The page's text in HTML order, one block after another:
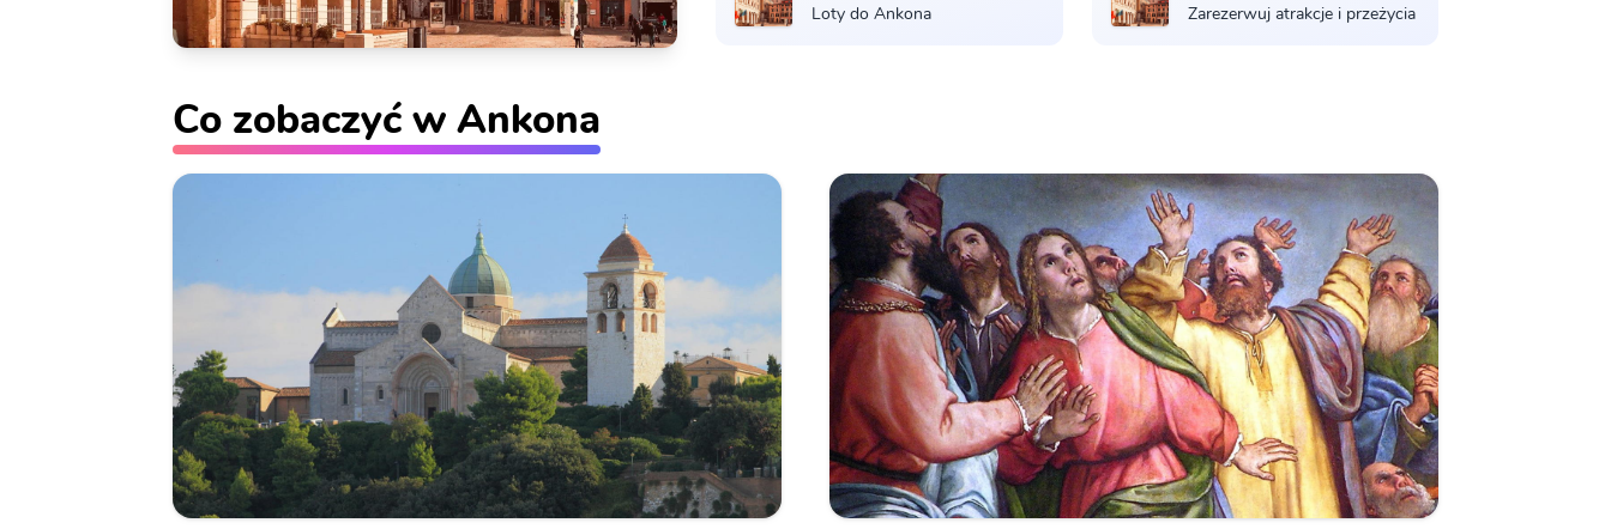
Loty do Ankona Zarezerwuj atrakcje i przeżycia
Co zobaczyć w Ankona